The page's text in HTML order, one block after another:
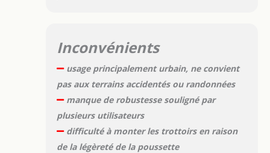
Inconvénients
usage principalement urbain, ne convient
pas aux terrains accidentés ou randonnées
manque de robustesse souligné par
plusieurs utilisateurs
difficulté à monter les trottoirs en raison
de la légèreté de la poussette